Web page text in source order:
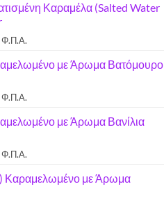
Καραμέλα (Salted Water
Φ.Π.Α.
με Άρωμα Βατόμουρο
Φ.Π.Α.
με Άρωμα Βανίλια
Φ.Π.Α.
Καραμελωμένο με Άρωμα